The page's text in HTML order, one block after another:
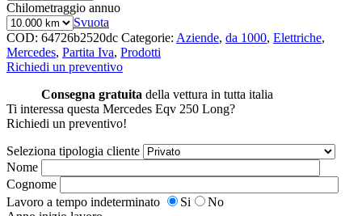
Chilometraggio annuo
Svuota
COD: 64726b2520dc Categorie: Aziende, da 1000, Elettriche,
Mercedes, Partita Iva, Prodotti
Richiedi un preventivo
Consegna gratuita della vettura in tutta italia
Ti interessa questa Mercedes Eqv 250 Long?
Richiedi un preventivo!
Seleziona tipologia cliente
Nome
Cognome
Lavoro a tempo indeterminato
Si
No